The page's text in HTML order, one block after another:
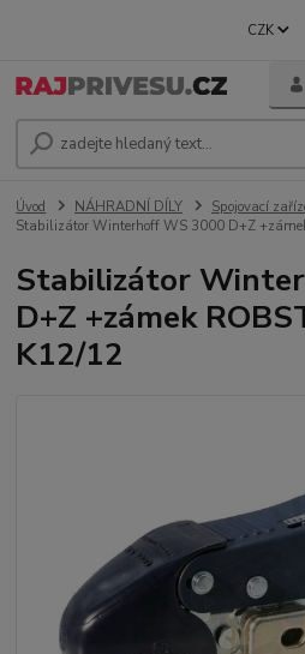
CZK
Úvod NÁHRADNÍ DÍLY Spojovací
Stabilizátor Winterhoff WS 3000 D+Z
Stabilizátor
D+Z +zámek
K12/12